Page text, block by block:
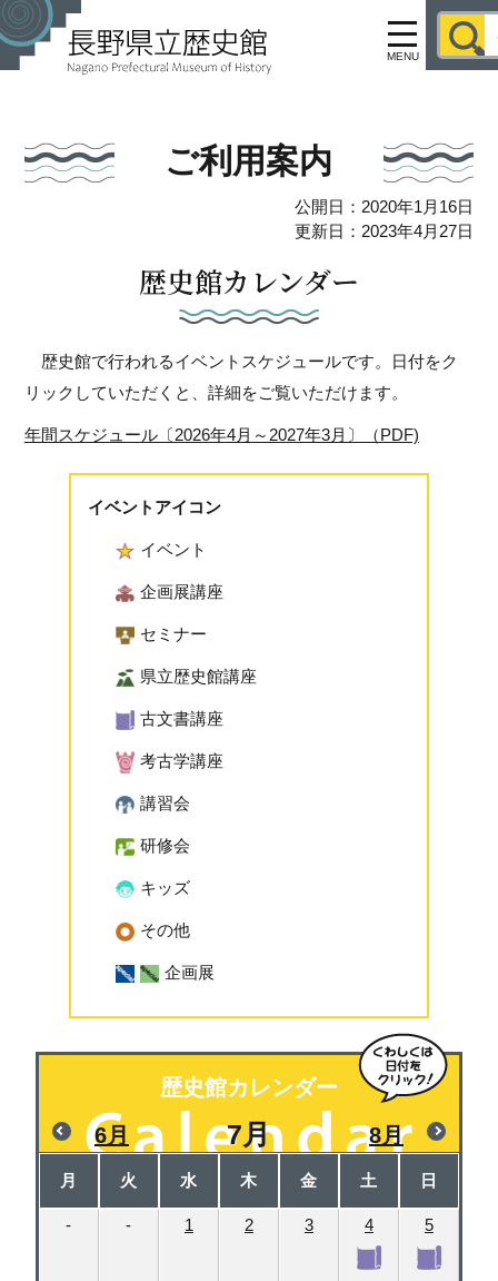
MENU
ご利用案内
公開日：2020年1月16日
更新日：2023年4月27日
歴史館カレンダー
歴史館で行われるイベントスケジュールです。日付をク
リックしていただくと、詳細をご覧いただけます。
年間スケジュール〔2026年4月～2027年3月〕（PDF)
イベントアイコン
イベント
企画展講座
セミナー
県立歴史館講座
古文書講座
考古学講座
講習会
研修会
キッズ
その他
企画展
歴史館カレンダー
6月
7月 8月
月 火 水 木 金 土 日
- - 1 2 3 4 5